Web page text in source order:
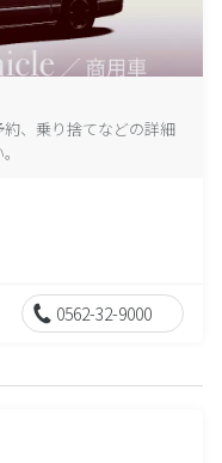
、乗り捨てなどの詳細
0562-32-9000